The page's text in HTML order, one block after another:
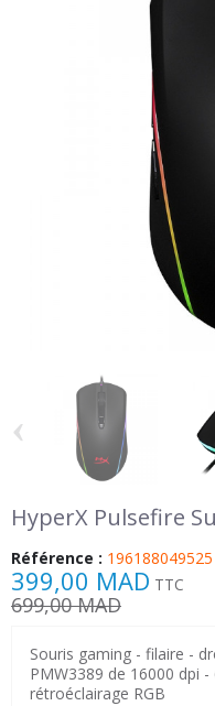
‹
HyperX Pulsefire
Référence : 196188049525
399,00 MAD TTC
699,00 MAD
Souris gaming - filaire -
PMW3389 de 16000 dpi
rétroéclairage RGB